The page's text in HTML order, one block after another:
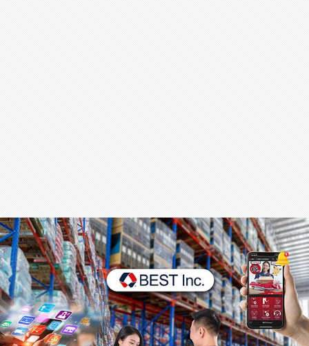
นักแสดง, นักร้อง, โมเดล
อินฟลูเอนเซอร์
ไลฟ์สไตล์
ความงาม
แฟชั่น
สุขภาพ
กีฬา
อาหาร, เครื่องดื่ม
ท่องเที่ยว
โรงแรม, ที่พัก
บ้าน, คอนโด, อสังหาฯ
ประกัน
สัตว์เลี้ยง
ไอที
โทรศัพท์มือถือ